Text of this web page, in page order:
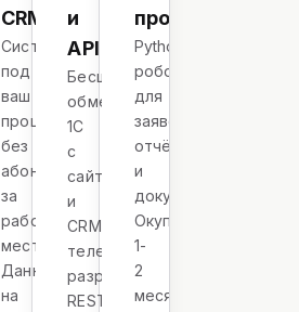
CRM
Система
под
ваш
процесс
без
абонентки
за
рабочие
места.
Данные
на
и
API
Бесшовный
обмен
1С
с
сайтом
и
CRM,
телефония,
разработка
REST
процессов
Python-
роботы
для
заявок,
отчётов
и
документооборота.
Окупаемость
1-
2
месяца.